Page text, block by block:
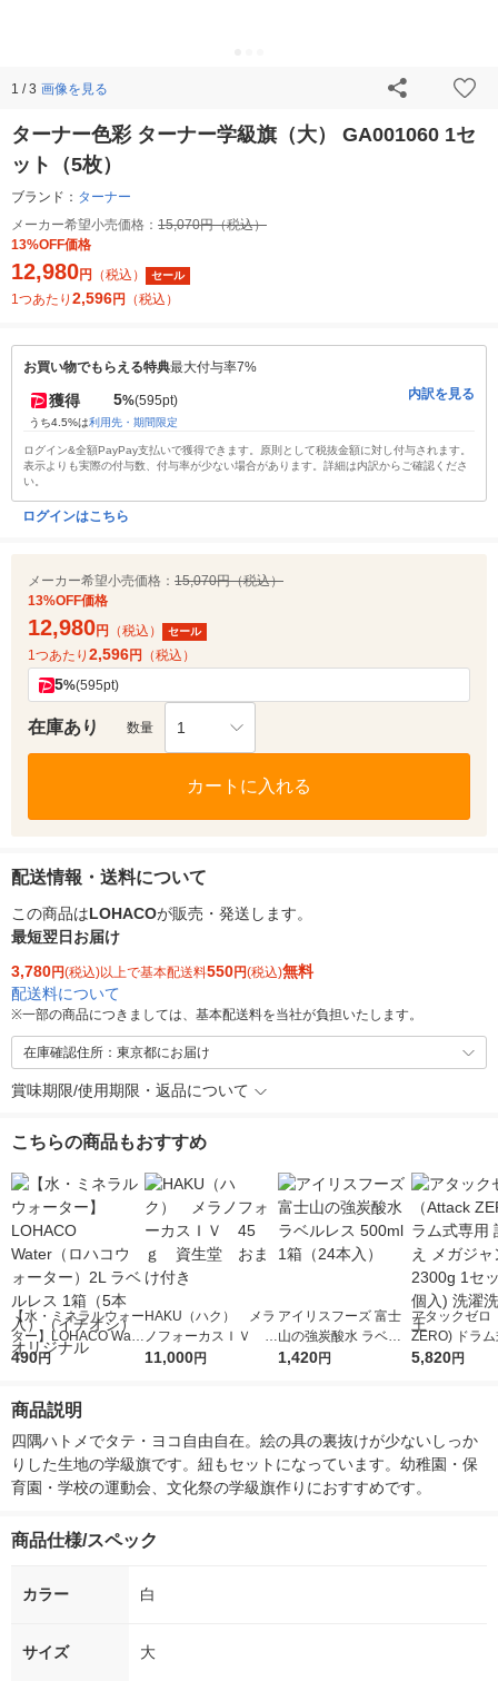
1 / 3 画像を見る
ターナー色彩 ターナー学級旗（大） GA001060 1セ
ット（5枚）
ブランド： ターナー
メーカー希望小売価格： 15,070円（税込）
13%OFF価格
12,980円 （税込） セール
1つあたり 2,596円 （税込）
お買い物でもらえる特典最大付与率7%
獲得 5%(595pt)
うち4.5%は利用先・期間限定
内訳を見る
ログイン&全額PayPay支払いで獲得できます。原則として税抜金額に対し付与されます。
表示よりも実際の付与数、付与率が少ない場合があります。詳細は内訳からご確認くださ
い。
ログインはこちら
メーカー希望小売価格： 15,070円（税込）
13%OFF価格
12,980円 （税込） セール
1つあたり 2,596円 （税込）
5%(595pt)
在庫あり 数量 1
カートに入れる
配送情報・送料について
この商品はLOHACOが販売・発送します。
最短翌日お届け
3,780円(税込)以上で基本配送料550円(税込)無料
配送料について
※一部の商品につきましては、基本配送料を当社が負担いたします。
在庫確認住所：東京都にお届け
賞味期限/使用期限・返品について
こちらの商品もおすすめ
【水・ミネラルウォー
ター】LOHACO Wate
r（ロハコウォータ
シ） オリジナル
490円
HAKU（ハク） メラ
ノフォーカスＩＶ 4
5ｇ 資生堂 おまけ
11,000円
アイリスフーズ 富士
山の強炭酸水 ラベル
レス 500ml 1箱（24
1,420円
アタックゼロ
ZERO) ドラ
詰め替え メガ
5,820円
商品説明
四隅ハトメでタテ・ヨコ自由自在。絵の具の裏抜けが少ないしっか
りした生地の学級旗です。紐もセットになっています。幼稚園・保
育園・学校の運動会、文化祭の学級旗作りにおすすめです。
商品仕様/スペック
カラー 白
サイズ 大